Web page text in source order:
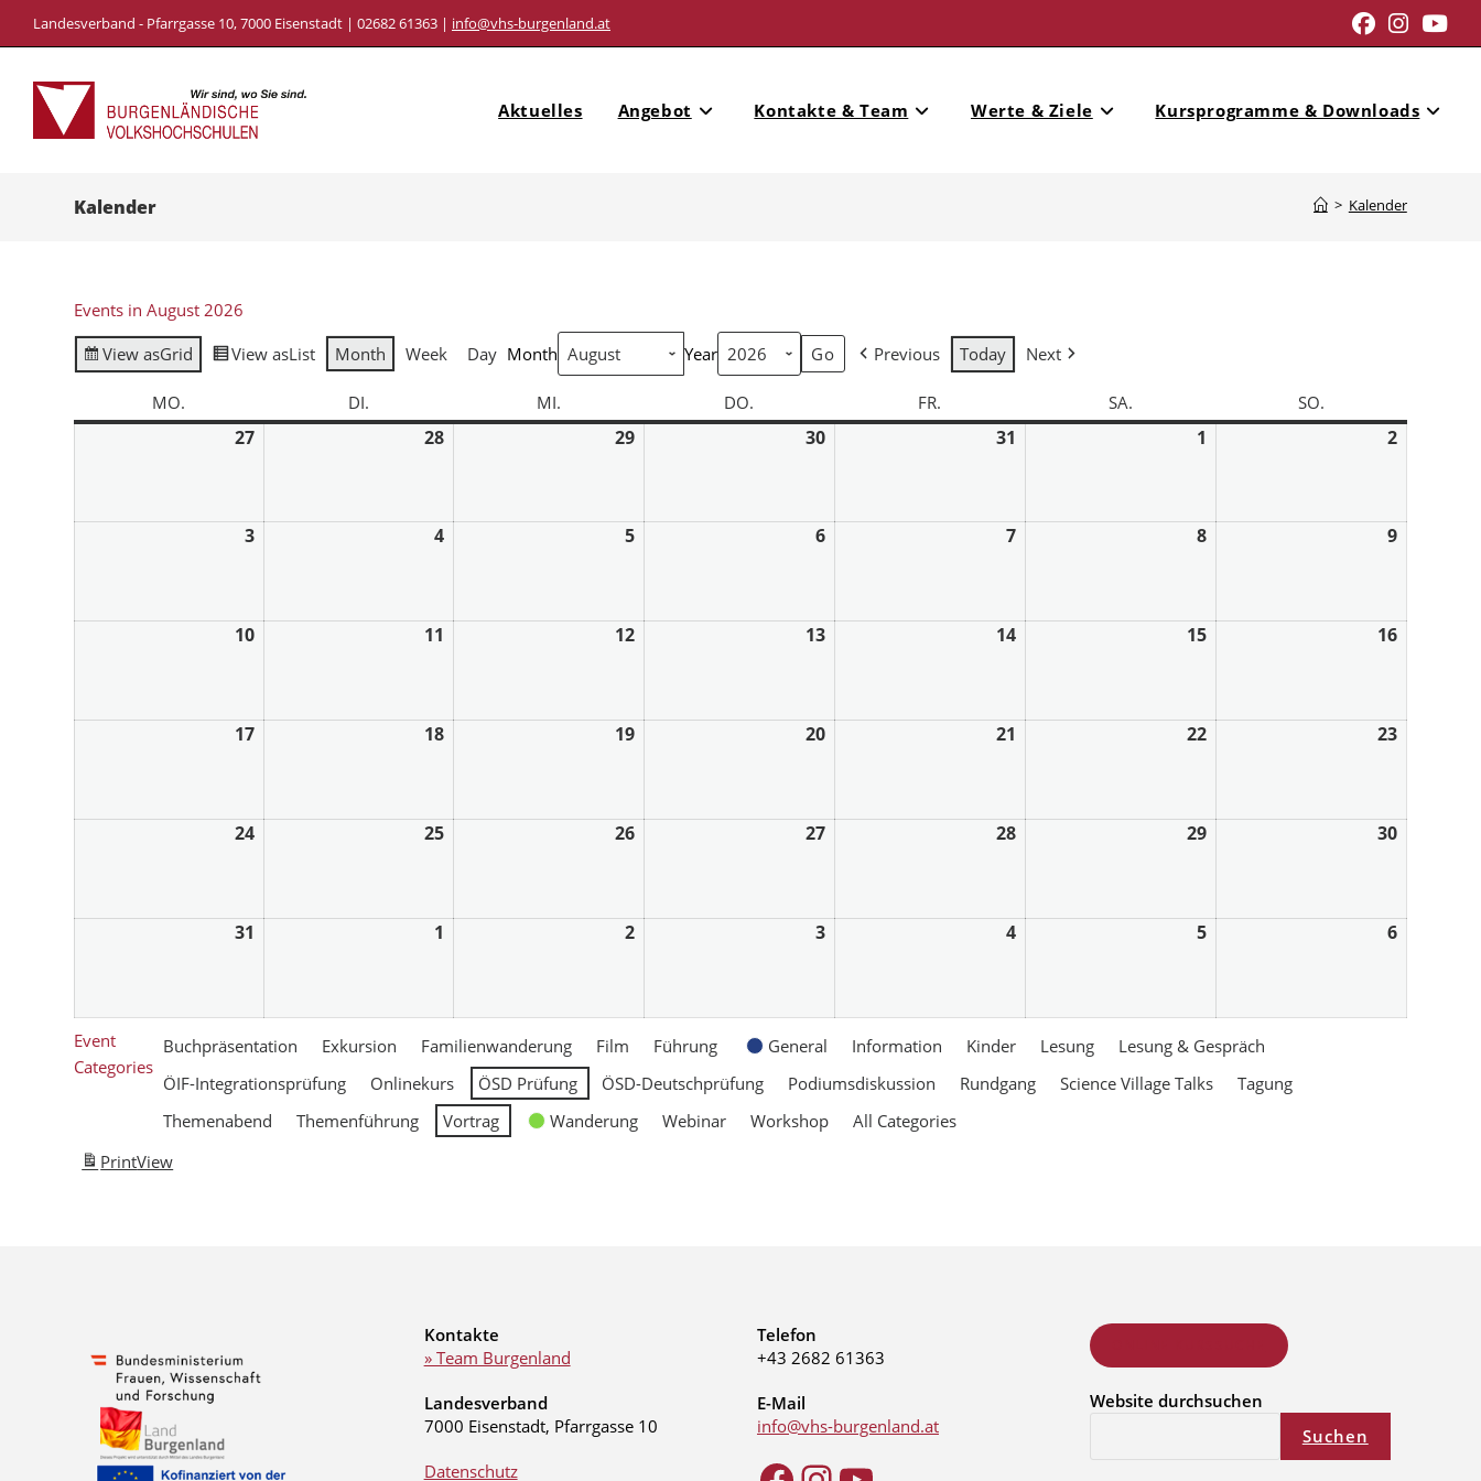
Landesverband - Pfarrgasse 10, 7000 Eisenstadt | 02682 61363 | info@vhs-burgenland.at
Aktuelles Angebot Kontakte & Team Werte & Ziele Kursprogramme & Downloads
Kalender > Kalender
Events in August 2026
View asGrid View asList Month Week Day Month Year Previous Today Next
MO. DI. MI. DO. FR. SA. SO.
27 28 29 30 31 1 2
3 4 5 6 7 8 9
10 11 12 13 14 15 16
17 18 19 20 21 22 23
24 25 26 27 28 29 30
31 1 2 3 4 5 6
Event
Categories
Buchpräsentation Exkursion Familienwanderung Film Führung General Information Kinder Lesung
Lesung & Gespräch
ÖIF-Integrationsprüfung
Onlinekurs ÖSD Prüfung ÖSD-Deutschprüfung Podiumsdiskussion Rundgang Science Village Talks
Tagung
Themenabend
Themenführung Vortrag Wanderung Webinar Workshop
All Categories
PrintView
Kontakte
» Team Burgenland
Landesverband
7000 Eisenstadt, Pfarrgasse 10
Datenschutz
Telefon
+43 2682 61363
E-Mail
info@vhs-burgenland.at
Website durchsuchen
Suchen